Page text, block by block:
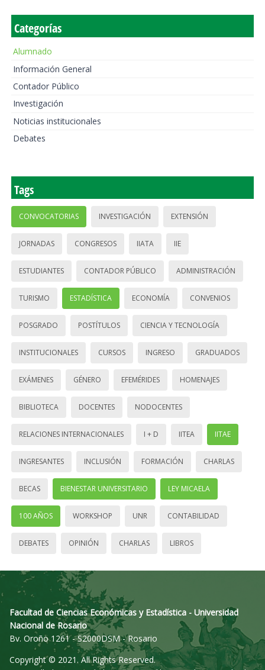
Categorías
Alumnado
Información General
Contador Público
Investigación
Noticias institucionales
Debates
Tags
CONVOCATORIAS INVESTIGACIÓN EXTENSIÓN
JORNADAS CONGRESOS IIATA IIE
ESTUDIANTES CONTADOR PÚBLICO ADMINISTRACIÓN
TURISMO ESTADÍSTICA ECONOMÍA CONVENIOS
POSGRADO POSTÍTULOS CIENCIA Y TECNOLOGÍA
INSTITUCIONALES CURSOS INGRESO GRADUADOS
EXÁMENES GÉNERO EFEMÉRIDES HOMENAJES
BIBLIOTECA DOCENTES NODOCENTES
RELACIONES INTERNACIONALES I + D IITEA IITAE
INGRESANTES INCLUSIÓN FORMACIÓN CHARLAS
BECAS BIENESTAR UNIVERSITARIO LEY MICAELA
100 AÑOS WORKSHOP UNR CONTABILIDAD
DEBATES OPINIÓN CHARLAS LIBROS
Facultad de Ciencias Económicas y Estadística - Universidad
Nacional de Rosario
Bv. Oroño 1261 - S2000DSM - Rosario
Copyright © 2021. All Rights Reserved.